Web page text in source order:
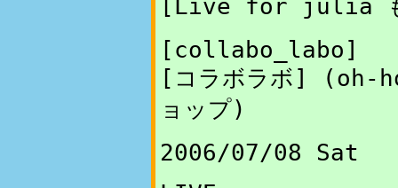
[Live for julia
[collabo_labo]
[コラボラボ] (oh-
ョップ)
2006/07/08 Sat